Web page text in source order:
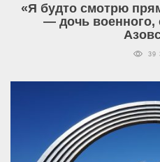
«Я будто смотрю
— дочь военного,
39